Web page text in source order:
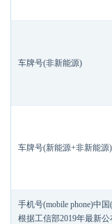
车牌号(非新能源)
车牌号(新能源+非新能源)
手机号(mobile phone)中
根据工信部2019年最新